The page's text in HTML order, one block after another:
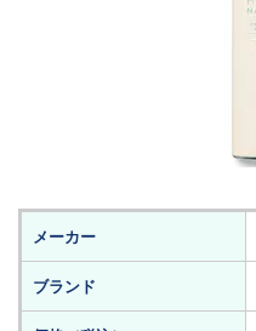
メーカー
ブランド